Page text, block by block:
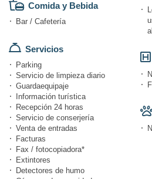
Comida y Bebida
Bar / Cafetería
Servicios
Parking
Servicio de limpieza diario
Guardaequipaje
Información turística
Recepción 24 horas
Servicio de conserjería
Venta de entradas
Facturas
Fax / fotocopiadora*
Extintores
Detectores de humo